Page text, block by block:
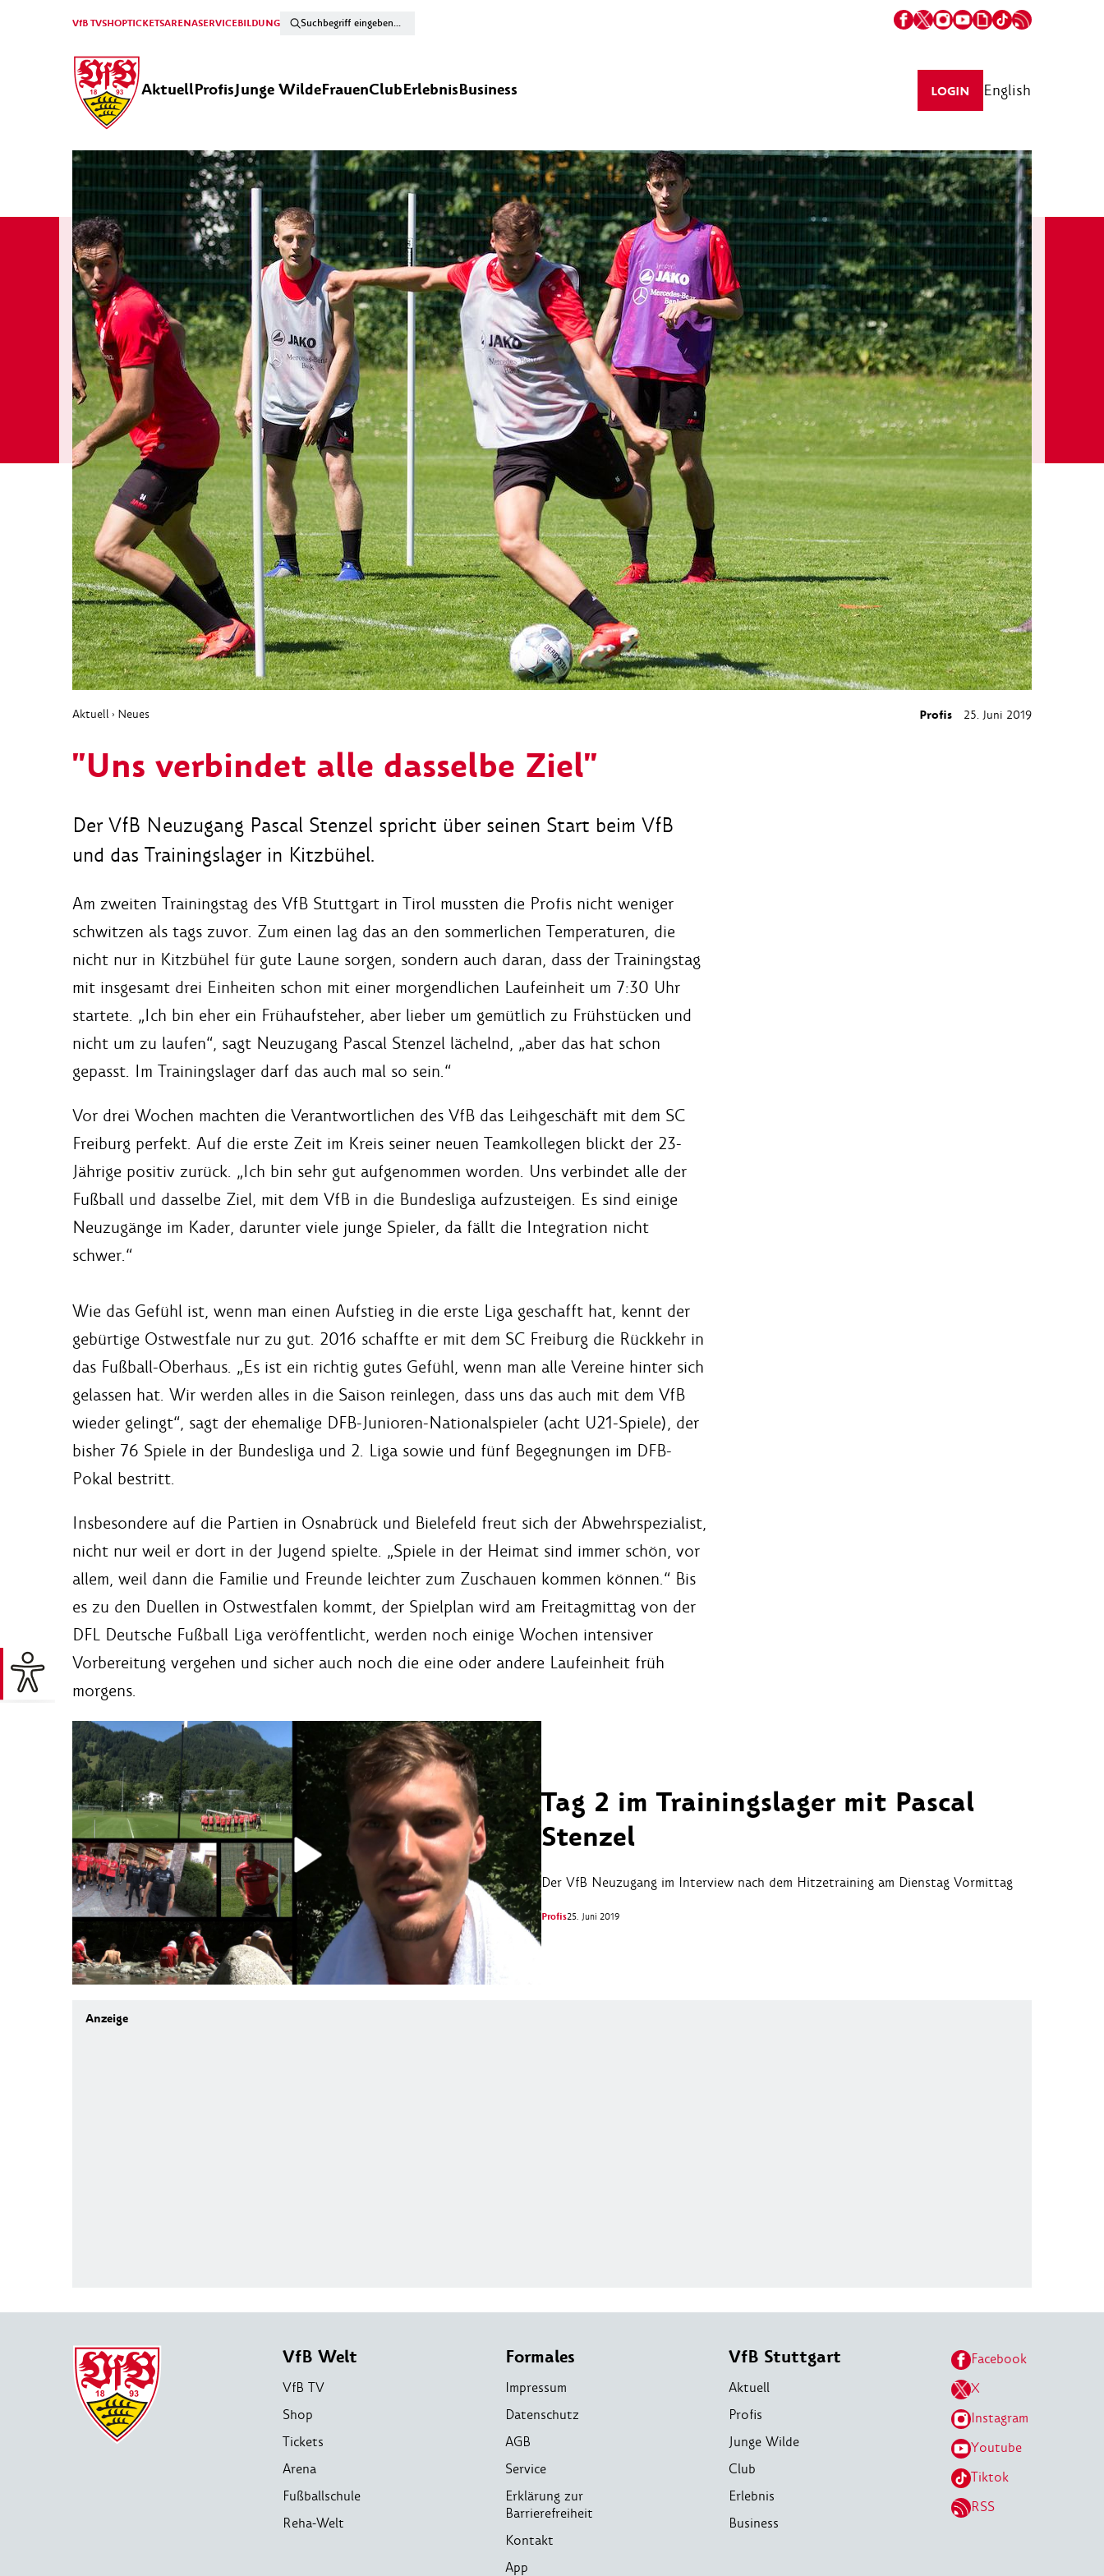
VfB TVSHOPTICKETSARENASERVICEBILDUNG
AktuellProfisJunge WildeFrauenClubErlebnisBusiness LOGIN English
Aktuell › Neues Profis 25. Juni 2019
"Uns verbindet alle dasselbe Ziel"
Der VfB Neuzugang Pascal Stenzel spricht über seinen Start beim VfB
und das Trainingslager in Kitzbühel.
Am zweiten Trainingstag des VfB Stuttgart in Tirol mussten die Profis nicht weniger
schwitzen als tags zuvor. Zum einen lag das an den sommerlichen Temperaturen, die
nicht nur in Kitzbühel für gute Laune sorgen, sondern auch daran, dass der Trainingstag
mit insgesamt drei Einheiten schon mit einer morgendlichen Laufeinheit um 7:30 Uhr
startete. „Ich bin eher ein Frühaufsteher, aber lieber um gemütlich zu Frühstücken und
nicht um zu laufen“, sagt Neuzugang Pascal Stenzel lächelnd, „aber das hat schon
gepasst. Im Trainingslager darf das auch mal so sein.“
Vor drei Wochen machten die Verantwortlichen des VfB das Leihgeschäft mit dem SC
Freiburg perfekt. Auf die erste Zeit im Kreis seiner neuen Teamkollegen blickt der 23-
Jährige positiv zurück. „Ich bin sehr gut aufgenommen worden. Uns verbindet alle der
Fußball und dasselbe Ziel, mit dem VfB in die Bundesliga aufzusteigen. Es sind einige
Neuzugänge im Kader, darunter viele junge Spieler, da fällt die Integration nicht
schwer.“
Wie das Gefühl ist, wenn man einen Aufstieg in die erste Liga geschafft hat, kennt der
gebürtige Ostwestfale nur zu gut. 2016 schaffte er mit dem SC Freiburg die Rückkehr in
das Fußball-Oberhaus. „Es ist ein richtig gutes Gefühl, wenn man alle Vereine hinter sich
gelassen hat. Wir werden alles in die Saison reinlegen, dass uns das auch mit dem VfB
wieder gelingt“, sagt der ehemalige DFB-Junioren-Nationalspieler (acht U21-Spiele), der
bisher 76 Spiele in der Bundesliga und 2. Liga sowie und fünf Begegnungen im DFB-
Pokal bestritt.
Insbesondere auf die Partien in Osnabrück und Bielefeld freut sich der Abwehrspezialist,
nicht nur weil er dort in der Jugend spielte. „Spiele in der Heimat sind immer schön, vor
allem, weil dann die Familie und Freunde leichter zum Zuschauen kommen können.“ Bis
es zu den Duellen in Ostwestfalen kommt, der Spielplan wird am Freitagmittag von der
DFL Deutsche Fußball Liga veröffentlicht, werden noch einige Wochen intensiver
Vorbereitung vergehen und sicher auch noch die eine oder andere Laufeinheit früh
morgens.
Tag 2 im Trainingslager mit Pascal
Stenzel
Der VfB Neuzugang im Interview nach dem Hitzetraining am Dienstag Vormittag
Profis25. Juni 2019
VfB Welt
VfB TV
Shop
Tickets
Arena
Fußballschule
Reha-Welt
Formales
Impressum
Datenschutz
AGB
Service
Erklärung zur
Barrierefreiheit
Kontakt
App
VfB Stuttgart
Aktuell
Profis
Junge Wilde
Club
Erlebnis
Business
Facebook
X
Instagram
Youtube
Tiktok
RSS